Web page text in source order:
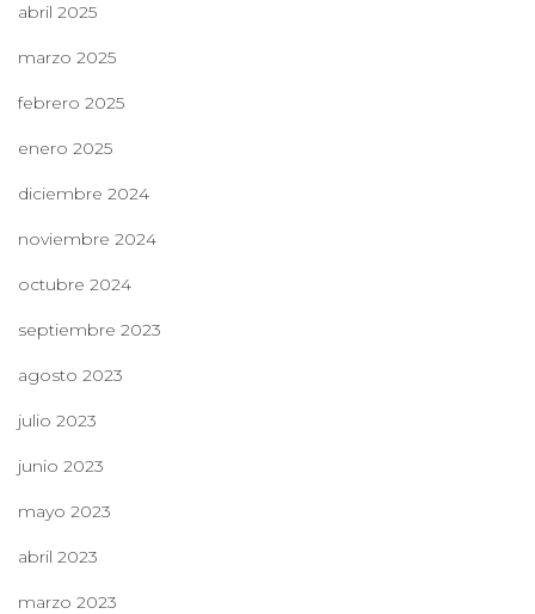
abril 2025
marzo 2025
febrero 2025
enero 2025
diciembre 2024
noviembre 2024
octubre 2024
septiembre 2023
agosto 2023
julio 2023
junio 2023
mayo 2023
abril 2023
marzo 2023